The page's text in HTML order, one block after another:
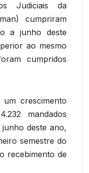
Judiciais da
cumpriram
a junho deste
ao mesmo
cumpridos
crescimento
mandados
deste ano,
semestre do
recebimento de